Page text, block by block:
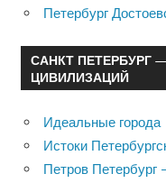
Петербург
САНКТ ПЕТЕРБУРГ
ЦИВИЛИЗАЦИЙ
Идеальные города
Истоки
Петров